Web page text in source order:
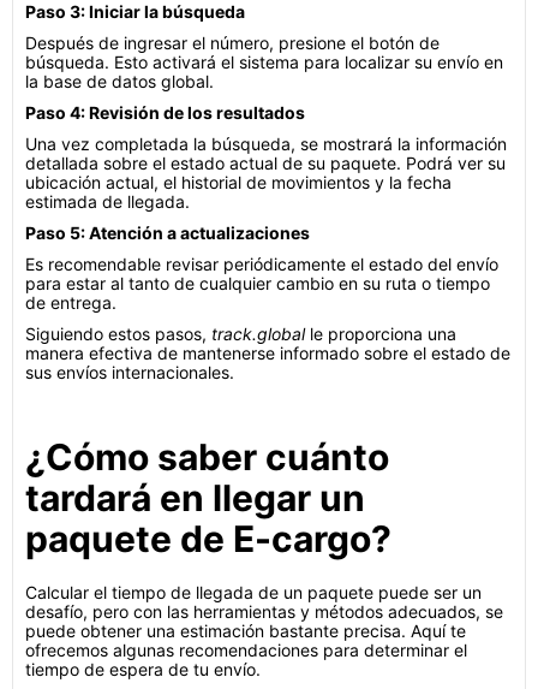
Paso 3: Iniciar la búsqueda
Después de ingresar el número, presione el botón de
búsqueda. Esto activará el sistema para localizar su envío en
la base de datos global.
Paso 4: Revisión de los resultados
Una vez completada la búsqueda, se mostrará la información
detallada sobre el estado actual de su paquete. Podrá ver su
ubicación actual, el historial de movimientos y la fecha
estimada de llegada.
Paso 5: Atención a actualizaciones
Es recomendable revisar periódicamente el estado del envío
para estar al tanto de cualquier cambio en su ruta o tiempo
de entrega.
Siguiendo estos pasos, track.globalle proporciona una
manera efectiva de mantenerse informado sobre el estado de
sus envíos internacionales.
¿Cómo saber cuánto
tardará en llegar un
paquete de E-cargo?
Calcular el tiempo de llegada de un paquete puede ser un
desafío, pero con las herramientas y métodos adecuados, se
puede obtener una estimación bastante precisa. Aquí te
ofrecemos algunas recomendaciones para determinar el
tiempo de espera de tu envío.